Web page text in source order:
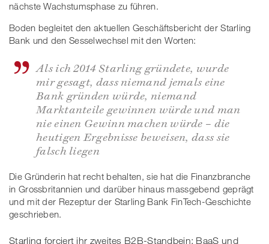
nächste Wachstumsphase zu führen.
Boden begleitet den aktuellen Geschäftsbericht der Starling
Bank und den Sesselwechsel mit den Worten:
Als ich 2014 Starling gründete, wurde
mir gesagt, dass niemand jemals eine
Bank gründen würde, niemand
Marktanteile gewinnen würde und man
nie einen Gewinn machen würde – die
heutigen Ergebnisse beweisen, dass sie
falsch liegen
Die Gründerin hat recht behalten, sie hat die Finanzbranche
in Grossbritannien und darüber hinaus massgebend geprägt
und mit der Rezeptur der Starling Bank FinTech-Geschichte
geschrieben.
Starling forciert ihr zweites B2B-Standbein: BaaS und